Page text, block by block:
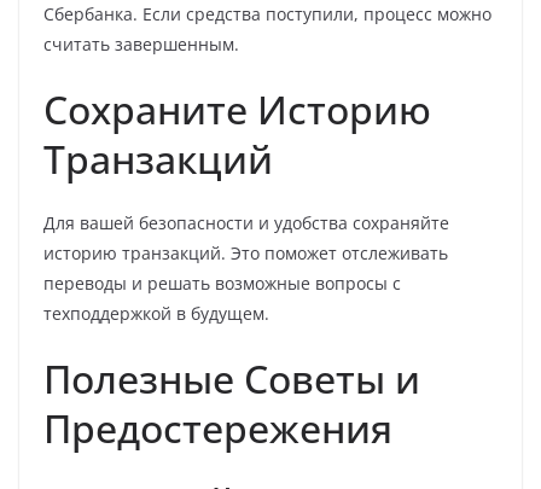
Сбербанка. Если средства поступили, процесс можно
считать завершенным.
Сохраните Историю
Транзакций
Для вашей безопасности и удобства сохраняйте
историю транзакций. Это поможет отслеживать
переводы и решать возможные вопросы с
техподдержкой в будущем.
Полезные Советы и
Предостережения